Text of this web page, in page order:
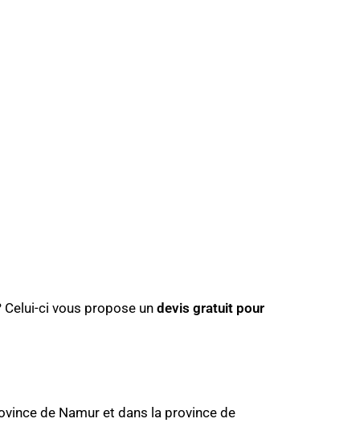
ci vous propose un devis gratuit pour
de Namur et dans la province de